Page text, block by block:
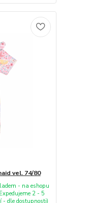
vel. 74/80
- na eshopu
2 - 5
- dle dostupnosti)